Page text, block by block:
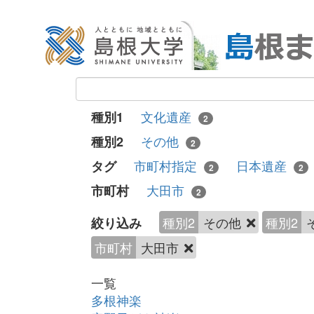
種別1 文化遺産 2
種別2 その他 2
タグ 市町村指定 2 日本遺産 2
市町村 大田市 2
絞り込み 種別2 その他 種別2
市町村 大田市
一覧
多根神楽